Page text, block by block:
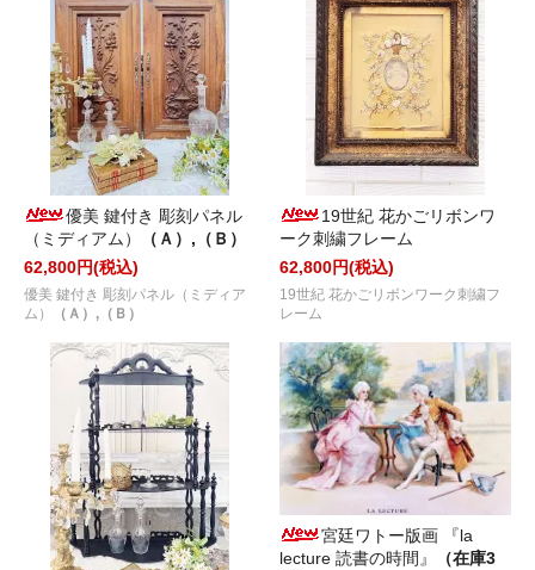
優美 鍵付き 彫刻パネル
（ミディアム）
（Ａ）,（Ｂ）
62,800円(税込)
優美 鍵付き 彫刻パネル（ミディア
ム）
（Ａ）,（Ｂ）
19世紀 花かごリボンワ
ーク刺繍フレーム
62,800円(税込)
19世紀 花かごリボンワーク刺繍フ
レーム
宮廷ワトー版画 『la
lecture 読書の時間』
（在庫3